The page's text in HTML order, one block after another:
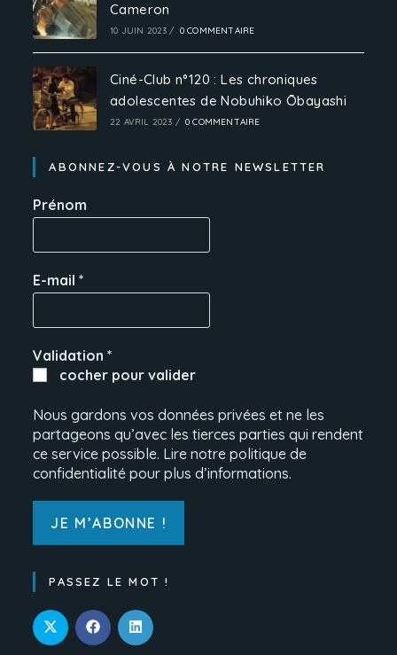
Cameron
10 JUIN 2023 / 0 COMMENTAIRE
Ciné-Club n°120 : Les chroniques
adolescentes de Nobuhiko Ōbayashi
22 AVRIL 2023 / 0 COMMENTAIRE
ABONNEZ-VOUS À NOTRE NEWSLETTER
Prénom
E-mail*
Validation*
cocher pour valider
Nous gardons vos données privées et ne les
partageons qu’avec les tierces parties qui rendent
ce service possible. Lire notre politique de
confidentialité pour plus d’informations.
PASSEZ LE MOT !